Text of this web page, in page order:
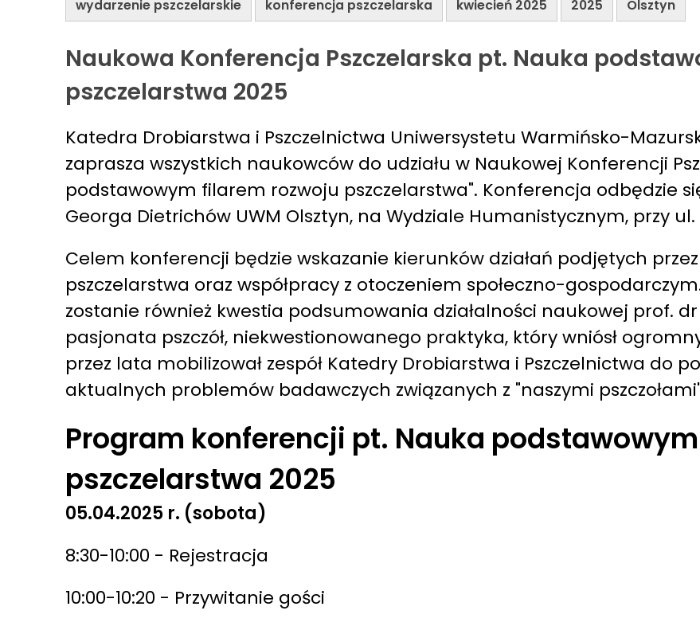
wydarzenie pszczelarskie konferencja pszczelarska kwiecień 2025 2025 Olsztyn
Naukowa Konferencja Pszczelarska pt. Nauka
pszczelarstwa 2025
Katedra Drobiarstwa i Pszczelnictwa Uniwersystetu Warmińsko-
zaprasza wszystkich naukowców do udziału w Naukowej Konferencji
podstawowym filarem rozwoju pszczelarstwa". Konferencja odbędzie
Georga Dietrichów UWM Olsztyn, na Wydziale Humanistycznym, przy ul.
Celem konferencji będzie wskazanie kierunków działań podjętych
pszczelarstwa oraz współpracy z otoczeniem społeczno-
zostanie również kwestia podsumowania działalności naukowej prof.
pasjonata pszczół, niekwestionowanego praktyka, który wniósł
przez lata mobilizował zespół Katedry Drobiarstwa i Pszczelnictwa do
aktualnych problemów badawczych związanych z "naszymi
Program konferencji pt. Nauka
pszczelarstwa 2025
05.04.2025 r. (sobota)
8:30-10:00 - Rejestracja
10:00-10:20 - Przywitanie gości